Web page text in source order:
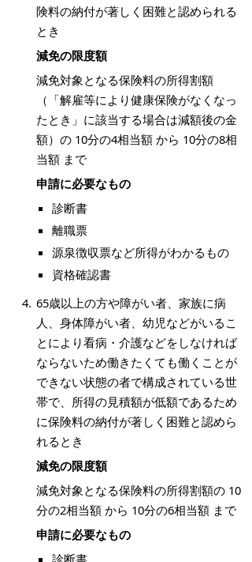
険料の納付が著しく困難と認められる
とき
減免の限度額
減免対象となる保険料の所得割額
（「解雇等により健康保険がなくなっ
たとき」に該当する場合は減額後の金
額）の 10分の4相当額 から 10分の8相
当額 まで
申請に必要なもの
診断書
離職票
源泉徴収票など所得がわかるもの
資格確認書
65歳以上の方や障がい者、家族に病
人、身体障がい者、幼児などがいるこ
とにより看病・介護などをしなければ
ならないため働きたくても働くことが
できない状態の者で構成されている世
帯で、所得の見積額が低額であるため
に保険料の納付が著しく困難と認めら
れるとき
減免の限度額
減免対象となる保険料の所得割額の 10
分の2相当額 から 10分の6相当額 まで
申請に必要なもの
診断書